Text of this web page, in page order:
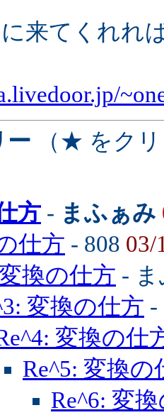
来てくれれ
ー （★ をク
方 - まふぁみ
仕方 - 808 03/
換の仕方 -
変換の仕方 -
変換の仕
Re^5: 変換の
Re^6: 変